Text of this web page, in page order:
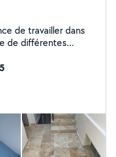
de travailler dans
( décorative
en